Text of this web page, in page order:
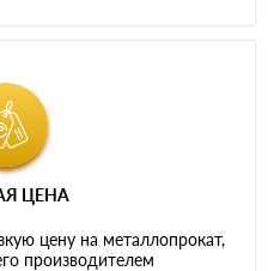
ЦЕНА
цену на металлопрокат,
производителем